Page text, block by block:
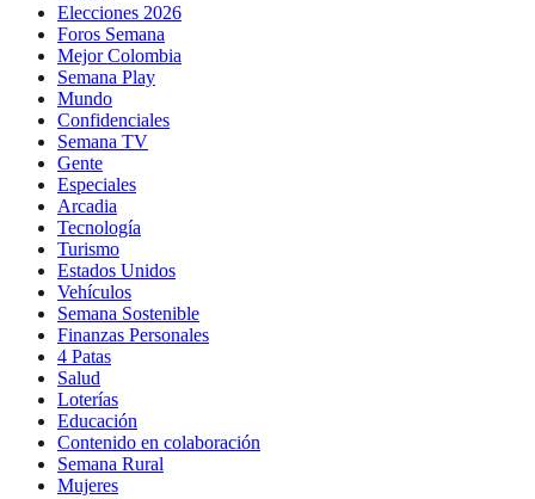
Elecciones 2026
Foros Semana
Mejor Colombia
Semana Play
Mundo
Confidenciales
Semana TV
Gente
Especiales
Arcadia
Tecnología
Turismo
Estados Unidos
Vehículos
Semana Sostenible
Finanzas Personales
4 Patas
Salud
Loterías
Educación
Contenido en colaboración
Semana Rural
Mujeres